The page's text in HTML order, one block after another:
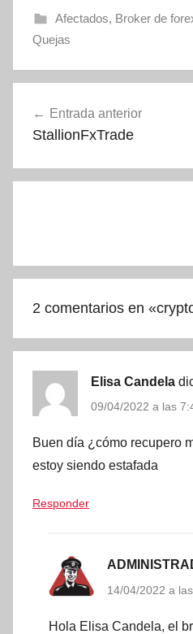
Afectados, Broker de
Quejas
de
Entrada anterior
StallionFxTrade
2 comentarios en «
Elisa Candela
09/04/2022 a las
Buen día ¿cómo recupero
estoy siendo estafada
Responder
14/04/2022 a
Hola Elisa Candela, el